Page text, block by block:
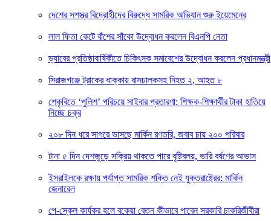
দেশের সশস্ত্র বিদ্রোহীদের বিরুদ্ধে সামরিক অভিযান শুরু ইয়েমেনের
লাল ফিতা কেটে বাঁশের সাঁকো উদ্বোধন করলেন বিএনপি নেতা
ড্যাবের প্রতিষ্ঠাবার্ষিকীতে চিকিৎসক সমাবেশের উদ্বোধন করলেন প্রধানমন্ত্রী
সিরাজগঞ্জে ট্রাকের ধাক্কায় বাসচালকসহ নিহত ২, আহত ৮
শেকৃবিতে ‘পুলিশ’ পরিচয়ে সাইবার প্রতারণা: শিক্ষক-শিক্ষার্থীর টাকা হাতিয়ে
নিচ্ছে চক্র
২০৮ দিন ধরে সাগরে ভাসছে মার্কিন রণতরি, জবাব চায় ২০০ পরিবার
টানা ৫ দিন দেশজুড়ে সক্রিয় থাকতে পারে বৃষ্টিবলয়, ভারি বর্ষণের আভাস
ইসরাইলকে রক্ষায় পর্যাপ্ত সামরিক শক্তি নেই যুক্তরাষ্ট্রের: মার্কিন
জেনারেল
পে-স্কেল কার্যকর হলে বকেয়া বেতন কীভাবে পাবেন সরকারি চাকরিজীবীরা